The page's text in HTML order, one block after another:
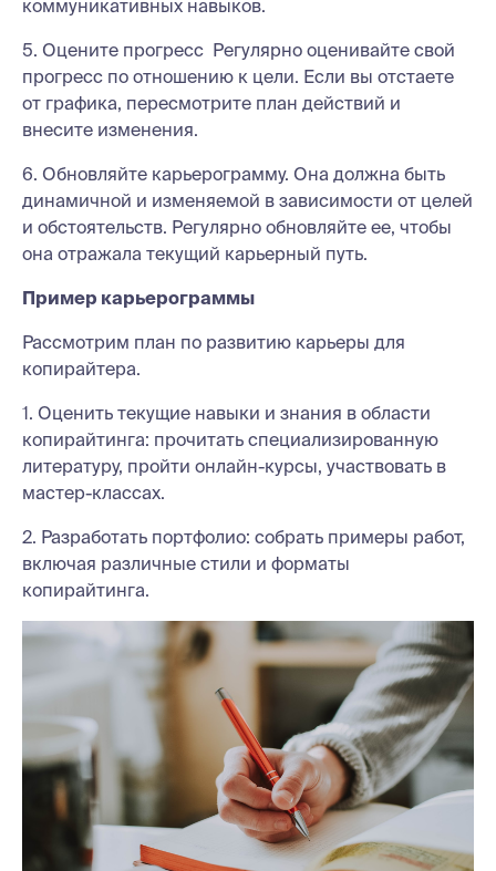
коммуникативных навыков.
5. Оцените прогресс Регулярно оценивайте свой
прогресс по отношению к цели. Если вы отстаете
от графика, пересмотрите план действий и
внесите изменения.
6. Обновляйте карьерограмму. Она должна быть
динамичной и изменяемой в зависимости от целей
и обстоятельств. Регулярно обновляйте ее, чтобы
она отражала текущий карьерный путь.
Пример карьерограммы
Рассмотрим план по развитию карьеры для
копирайтера.
1. Оценить текущие навыки и знания в области
копирайтинга: прочитать специализированную
литературу, пройти онлайн-курсы, участвовать в
мастер-классах.
2. Разработать портфолио: собрать примеры работ,
включая различные стили и форматы
копирайтинга.